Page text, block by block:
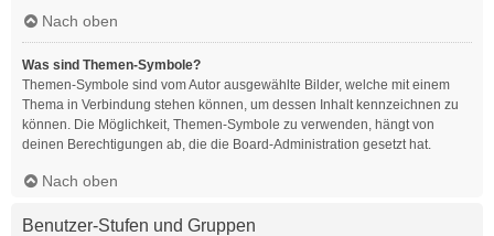
Nach oben
Was sind Themen-Symbole?
Themen-Symbole sind vom Autor ausgewählte Bilder, welche mit einem
Thema in Verbindung stehen können, um dessen Inhalt kennzeichnen zu
können. Die Möglichkeit, Themen-Symbole zu verwenden, hängt von
deinen Berechtigungen ab, die die Board-Administration gesetzt hat.
Nach oben
Benutzer-Stufen und Gruppen